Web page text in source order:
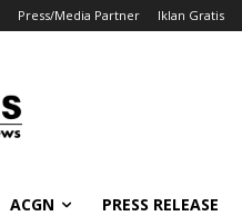
Press/Media Partner Iklan Gratis
ACGN PRESS RELEASE